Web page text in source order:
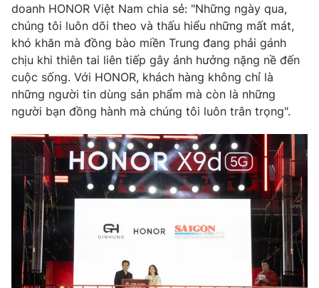
doanh HONOR Việt Nam chia sẻ: "Những ngày qua,
chúng tôi luôn dõi theo và thấu hiểu những mất mát,
khó khăn mà đồng bào miền Trung đang phải gánh
chịu khi thiên tai liên tiếp gây ảnh hưởng nặng nề đến
cuộc sống. Với HONOR, khách hàng không chỉ là
những người tin dùng sản phẩm mà còn là những
người bạn đồng hành mà chúng tôi luôn trân trọng".